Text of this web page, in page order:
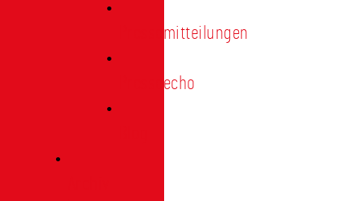
Pressemitteilungen
Presseecho